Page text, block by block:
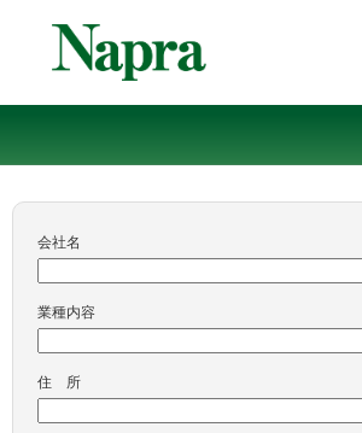
会社名
業種内容
住 所